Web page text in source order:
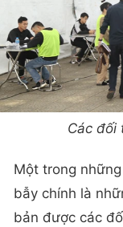
Các đối
Một trong
bẫy chính là
bản được các